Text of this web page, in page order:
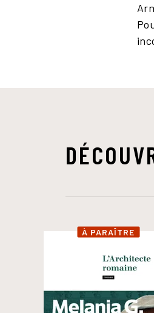
À PARAÎTRE